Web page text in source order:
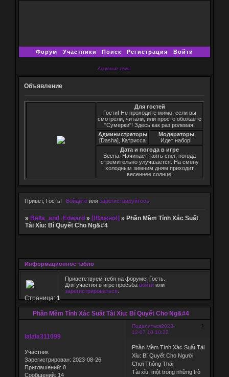
Форум Участники Поиск Регистрация Войти
Активные темы
Объявление
Для гостей
Гости! Не проходите мимо, если вы
смотрели, читали, или просто обожаете
"Сумерки"! Здесь как раз ролевая!
Администраторы
[Dasha], Катрисса
Модераторы
Идет набор!
Дата и погода в игре
Весна. Начинает таять снег, погода
стремительно улучшается. На смену
холодным зимним дням приходит
весеннее солнце.
Привет, Гость! Войдите илизарегистрируйтесь
» Bella_and_Edward » [!Важно!] » Phần Mềm Tính Xác Suất
Tài Xỉu: Bí Quyết Cho Ng&#4
Информационное табло
Приветствуем тебя на форуме, Гость.
Для участия в игре просьба войтиили
зарегистрироваться.
Phần Mềm Tính Xác Suất Tài Xỉu: Bí Quyết Cho Ng&#4
Страница:1
Поделиться 1
2023-
12-07 10:10:22
lalala311099
Участник
Зарегистрирован: 2023-08-26
Приглашений: 0
Сообщений: 14
Phần Mềm Tính Xác Suất Tài
Xỉu: Bí Quyết Cho Người
Chơi Thông Thái
Tài xỉu, một trong những trò